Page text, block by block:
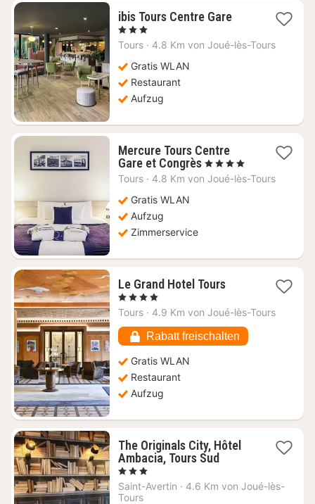
ibis Tours Centre Gare1
ab
, 3 Sterne
Tours · 4.8 Km von Joué-lès-Tours
Gratis WLAN
Restaurant
Aufzug
Mercure Tours Centre
Gare et Congrès1
Nacht
, 4 Sterne
Tours · 4.8 Km von Joué-lès-Tours
Gratis WLAN
Aufzug
Zimmerservice
Le Grand Hotel Tours1
ab
€
, 4 Sterne
Tours · 4.9 Km von Joué-lès-Tours
Rabatt freischalten
Gratis WLAN
Restaurant
Aufzug
The Originals City, Hôtel
Ambacia, Tours Sud1
ab
, 3 Sterne
Saint-Avertin · 4.6 Km von Joué-lès-
Tours